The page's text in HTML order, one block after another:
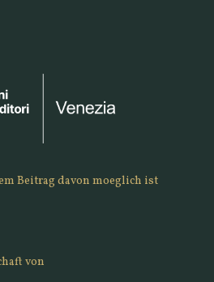
Beitrag davon moeglich ist
von